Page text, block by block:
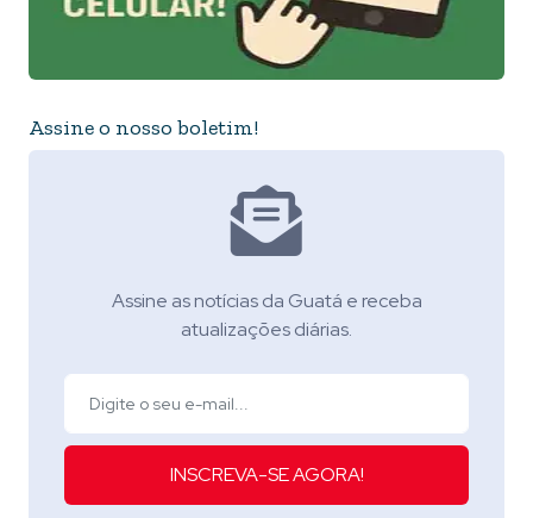
Assine o nosso boletim!
Assine as notícias da Guatá e receba
atualizações diárias.
INSCREVA-SE AGORA!